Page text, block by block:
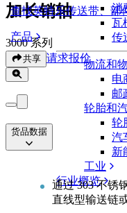
查找英特乐传送带、部
产品
消
瓦
传
物流和
电
邮
轮胎和
轮
汽
新
工业
行业概览
加长销轴
3000 系列
共享 请求报价
货品数据
通过 303 不锈
直线型输送链